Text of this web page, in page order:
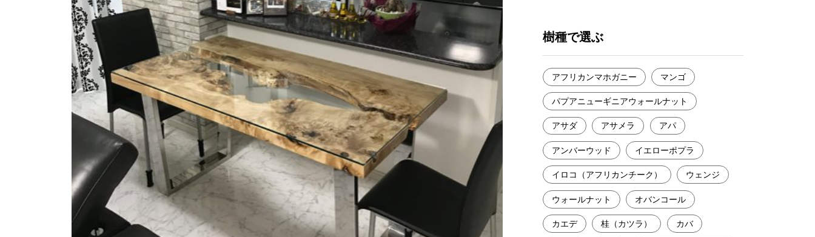
樹種で選ぶ
アフリカンマホガニー マンゴ
パプアニューギニアウォールナット
アサダ アサメラ アパ
アンバーウッド イエローポプラ
イロコ（アフリカンチーク） ウェンジ
ウォールナット オバンコール
カエデ 桂（カツラ） カバ